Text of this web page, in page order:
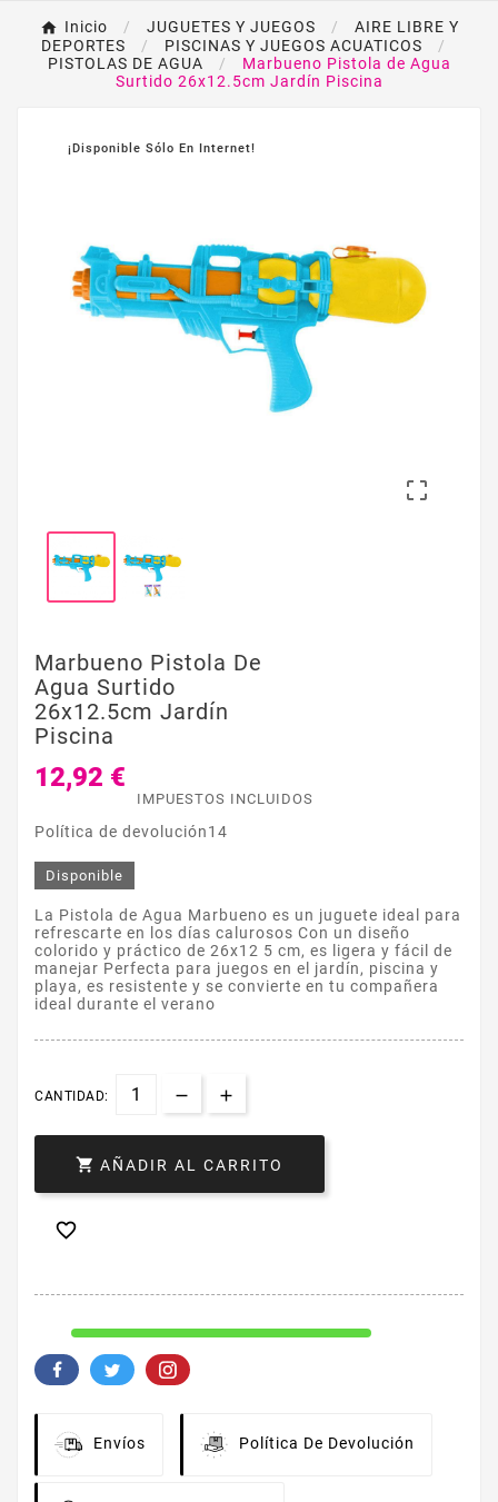
Inicio JUGUETES Y JUEGOS
AIRE LIBRE Y
DEPORTES
PISCINAS Y JUEGOS ACUATICOS
PISTOLAS DE AGUA
Marbueno Pistola de Agua
Surtido 26x12.5cm Jardín Piscina
¡Disponible Sólo En Internet!

Marbueno Pistola De
Agua Surtido
26x12.5cm Jardín
Piscina
12,92 €
IMPUESTOS INCLUIDOS
Política de devolución14
Disponible
La Pistola de Agua Marbueno es un juguete ideal para
refrescarte en los días calurosos Con un diseño
colorido y práctico de 26x12 5 cm, es ligera y fácil de
manejar Perfecta para juegos en el jardín, piscina y
playa, es resistente y se convierte en tu compañera
ideal durante el verano
CANTIDAD:
 AÑADIR AL CARRITO

Envíos Política De Devolución